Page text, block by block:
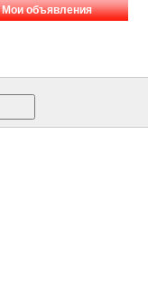
Мои объявления